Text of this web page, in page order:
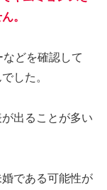
ん。
どを確認して
した。
出ることが多い
である可能性が